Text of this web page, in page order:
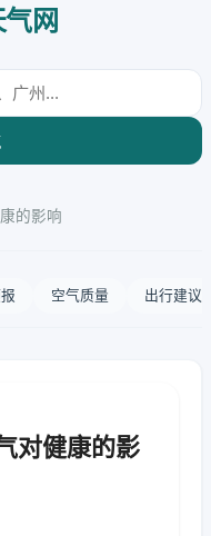
网
的影响
空气质量 出行建议
对健康的影